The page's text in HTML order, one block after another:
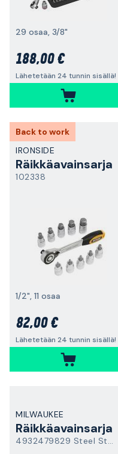
29 osaa, 3/8"
188,00 €
Lähetetään 24 tunnin sisällä!
Back to work
IRONSIDE
Räikkäavainsarja
102338
1/2", 11 osaa
82,00 €
Lähetetään 24 tunnin sisällä!
MILWAUKEE
Räikkäavainsarja
4932479829 Steel Storage